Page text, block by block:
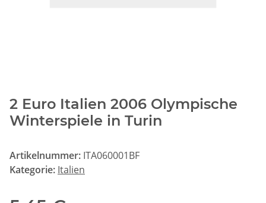
2 Euro Italien 2006 Olympische
Winterspiele in Turin
Artikelnummer: ITA060001BF
Kategorie: Italien